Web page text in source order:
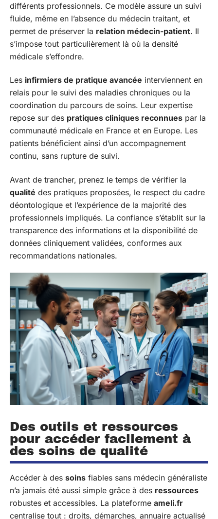
différents professionnels. Ce modèle assure un suivi
fluide, même en l’absence du médecin traitant, et
permet de préserver la relation médecin-patient. Il
s’impose tout particulièrement là où la densité
médicale s’effondre.
Les infirmiers de pratique avancée interviennent en
relais pour le suivi des maladies chroniques ou la
coordination du parcours de soins. Leur expertise
repose sur des pratiques cliniques reconnues par la
communauté médicale en France et en Europe. Les
patients bénéficient ainsi d’un accompagnement
continu, sans rupture de suivi.
Avant de trancher, prenez le temps de vérifier la
qualité des pratiques proposées, le respect du cadre
déontologique et l’expérience de la majorité des
professionnels impliqués. La confiance s’établit sur la
transparence des informations et la disponibilité de
données cliniquement validées, conformes aux
recommandations nationales.
Des outils et ressources
pour accéder facilement à
des soins de qualité
Accéder à des soins fiables sans médecin généraliste
n’a jamais été aussi simple grâce à des ressources
robustes et accessibles. La plateforme ameli.fr
centralise tout : droits, démarches, annuaire actualisé